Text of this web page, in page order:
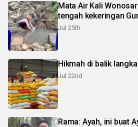
Mata Air Kali
tengah kekeringan
Jul 25th
Hikmah di balik
Jul 22nd
Rama: Ayah, ini buat